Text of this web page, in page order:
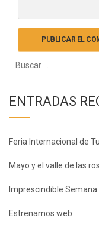
ENTRADAS
Feria Internacional de
Mayo y el valle de las
Imprescindible Semana
Estrenamos web